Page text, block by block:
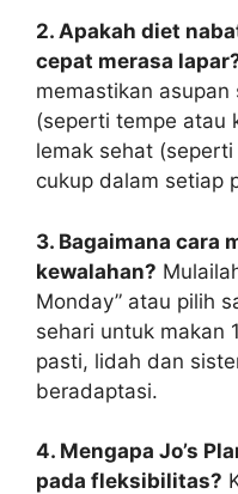
2. Apakah diet
cepat merasa
memastikan
(seperti tempe atau
lemak sehat
cukup dalam setiap
3. Bagaimana cara
kewalahan?
Monday” atau pilih
sehari untuk makan
pasti, lidah dan
beradaptasi.
4. Mengapa Jo’s
pada fleksibilitas?